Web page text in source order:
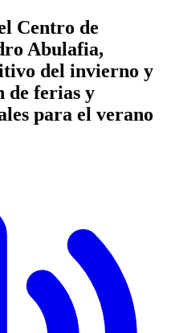
Centro de
Abulafia,
del invierno y
de ferias y
para el verano